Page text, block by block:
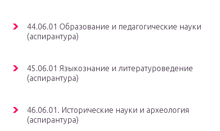
44.06.01 Образование и педагогические науки
(аспирантура)
45.06.01 Языкознание и литературоведение
(аспирантура)
46.06.01. Исторические науки и археология
(аспирантура)